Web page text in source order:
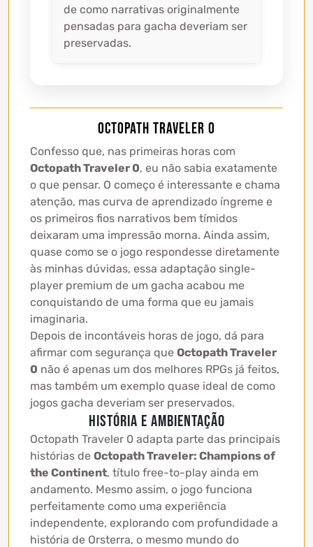
de como narrativas originalmente
pensadas para gacha deveriam ser
preservadas.
Octopath Traveler 0
Confesso que, nas primeiras horas com
Octopath Traveler 0, eu não sabia exatamente
o que pensar. O começo é interessante e chama
atenção, mas curva de aprendizado íngreme e
os primeiros fios narrativos bem tímidos
deixaram uma impressão morna. Ainda assim,
quase como se o jogo respondesse diretamente
às minhas dúvidas, essa adaptação single-
player premium de um gacha acabou me
conquistando de uma forma que eu jamais
imaginaria.
Depois de incontáveis horas de jogo, dá para
afirmar com segurança que Octopath Traveler
0 não é apenas um dos melhores RPGs já feitos,
mas também um exemplo quase ideal de como
jogos gacha deveriam ser preservados.
História e ambientação
Octopath Traveler 0 adapta parte das principais
histórias de Octopath Traveler: Champions of
the Continent, título free-to-play ainda em
andamento. Mesmo assim, o jogo funciona
perfeitamente como uma experiência
independente, explorando com profundidade a
história de Orsterra, o mesmo mundo do